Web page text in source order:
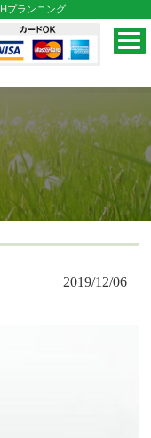
プランニング
2019/12/06